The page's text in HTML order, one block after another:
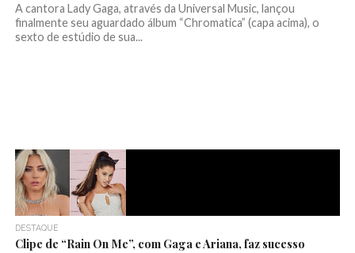
A cantora Lady Gaga, através da Universal Music, lançou
finalmente seu aguardado álbum “Chromatica” (capa acima), o
sexto de estúdio de sua...
DESTAQUE
Clipe de “Rain On Me”, com Gaga e Ariana, faz sucesso